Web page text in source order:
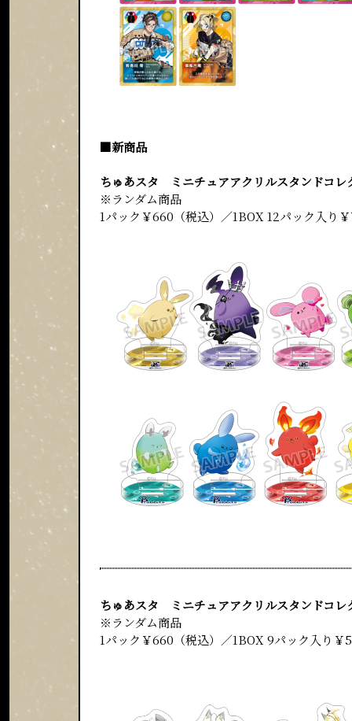
■新商品
ちゅあスタ ミニチュアアクリルスタンドコレ
※ランダム商品
1パック￥660（税込）／1BOX 12パック入り
ちゅあスタ ミニチュアアクリルスタンドコ
※ランダム商品
1パック￥660（税込）／1BOX 9パック入り￥